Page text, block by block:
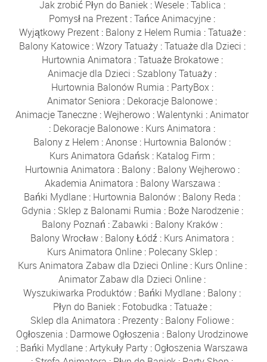
Jak zrobić Płyn do Baniek:Wesele:Tablica :
Pomysł na Prezent :Tańce Animacyjne :
Wyjątkowy Prezent: Balony z Helem Rumia :Tatuaże:
Balony Katowice:Wzory Tatuaży:Tatuaże dla Dzieci :
Hurtownia Animatora :Tatuaże Brokatowe:
Animacje dla Dzieci : Szablony Tatuaży :
Hurtownia Balonów Rumia : PartyBox:
Animator Seniora : Dekoracje Balonowe :
Animacje Taneczne :Wejherowo :Walentynki :Animator
: Dekoracje Balonowe : Kurs Animatora :
Balony z Helem :Anonse : Hurtownia Balonów :
Kurs Animatora Gdańsk : Katalog Firm :
Hurtownia Animatora : Balony: Balony Wejherowo:
Akademia Animatora : Balony Warszawa :
Bańki Mydlane : Hurtownia Balonów : Balony Reda :
Gdynia : Sklep z Balonami Rumia : Boże Narodzenie:
Balony Poznań :Zabawki : Balony Kraków :
Balony Wrocław : Balony Łódź : Kurs Animatora :
Kurs Animatora Online : Polecany Sklep :
Kurs Animatora Zabaw dla Dzieci Online: Kurs Online:
Animator Zabaw dla Dzieci Online :
Wyszukiwarka Produktów : Bańki Mydlane : Balony :
Płyn do Baniek: Fotobudka :Tatuaże:
Sklep dla Animatora : Prezenty : Balony Foliowe :
Ogłoszenia : Darmowe Ogłoszenia : Balony Urodzinowe
: Bańki Mydlane :Artykuły Party : Ogłoszenia Warszawa